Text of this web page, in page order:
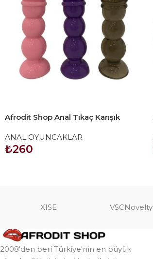
Afrodit Shop Anal Tıkaç Karışık
ANAL OYUNCAKLAR
₺260
XISE VSCNovelty
2008'den beri Türkiye'nin en büyük